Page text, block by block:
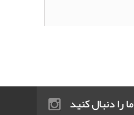
ما را دنبال کنید